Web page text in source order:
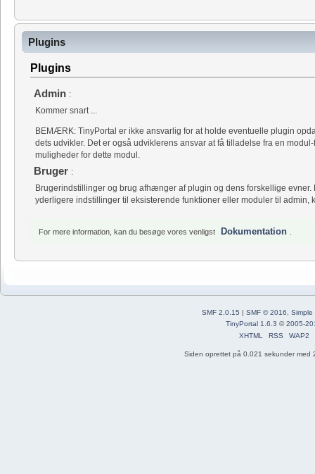
Plugins
Plugins
Admin :
Kommer snart ...
BEMÆRK: TinyPortal er ikke ansvarlig for at holde eventuelle plugin
dets udvikler. Det er også udviklerens ansvar at få tilladelse fra en
muligheder for dette modul.
Bruger :
Brugerindstillinger og brug afhænger af plugin og dens forskellige
yderligere indstillinger til eksisterende funktioner eller moduler til admin,
For mere information, kan du besøge vores venligst Dokumentation
SMF 2.0.15 | SMF © 2016
Simple
TinyPortal 1.6.3 ©2005-
XHTML
RSS WAP2
Siden oprettet på 0.021 sekunder med